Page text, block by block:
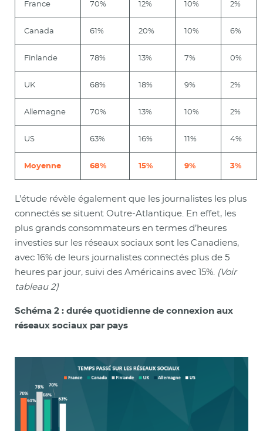
France 70% 12% 10% 2%
Canada 61% 20% 10% 6%
Finlande 78% 13% 7% 0%
UK 68% 18% 9% 2%
Allemagne 70% 13% 10% 2%
US 63% 16% 11% 4%
Moyenne 68% 15% 9% 3%
L’étude révèle également que les journalistes les plus
connectés se situent Outre-Atlantique. En effet, les
plus grands consommateurs en termes d’heures
investies sur les réseaux sociaux sont les Canadiens,
avec 16% de leurs journalistes connectés plus de 5
heures par jour, suivi des Américains avec 15%. (Voir
tableau 2)
Schéma 2 : durée quotidienne de connexion aux
réseaux sociaux par pays